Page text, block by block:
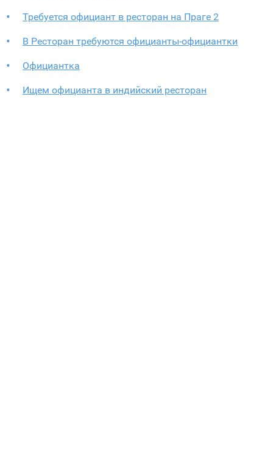
Требуется официант в ресторан на Праге 2
В Ресторан требуются официанты-официантки
Официантка
Ищем официанта в индийский ресторан